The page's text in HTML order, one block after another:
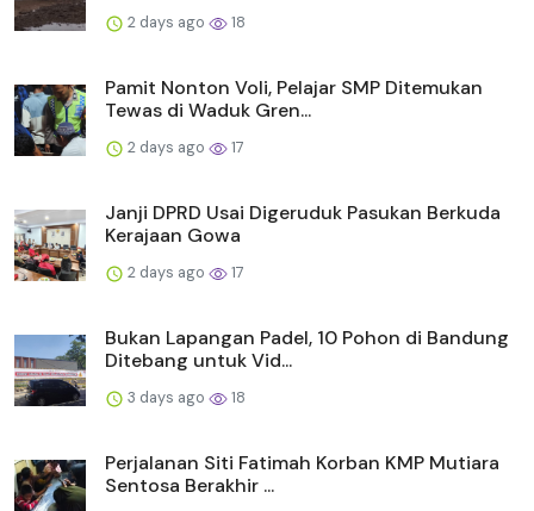
2 days ago 18
Pamit Nonton Voli, Pelajar SMP Ditemukan
Tewas di Waduk Gren...
2 days ago 17
Janji DPRD Usai Digeruduk Pasukan Berkuda
Kerajaan Gowa
2 days ago 17
Bukan Lapangan Padel, 10 Pohon di Bandung
Ditebang untuk Vid...
3 days ago 18
Perjalanan Siti Fatimah Korban KMP Mutiara
Sentosa Berakhir ...